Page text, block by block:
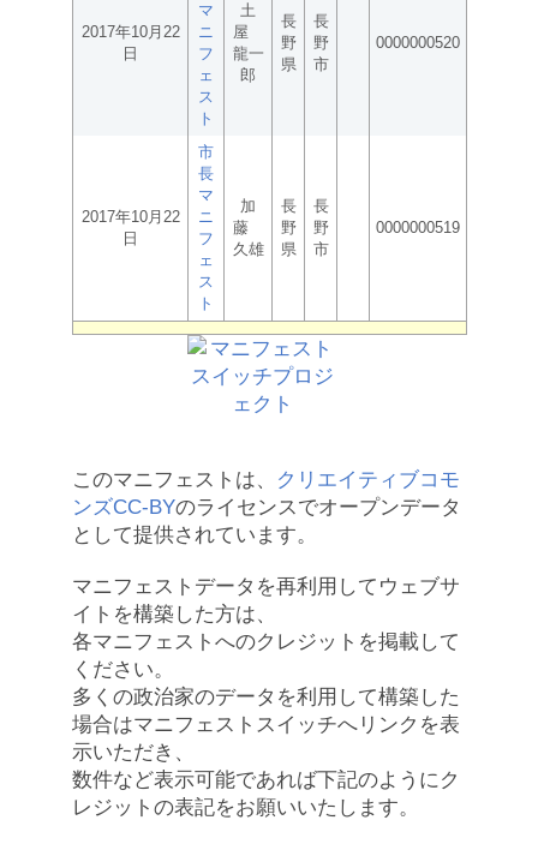
2017年10月22
日
マ
ニ
フ
ェ
ス
ト
土
屋
龍一
郎
長
野
県
長
野
市
0000000520
2017年10月22
日
市
長
マ
ニ
フ
ェ
ス
ト
加
藤
久雄
長
野
県
長
野
市
0000000519
このマニフェストは、
クリエイティブコモ
ンズCC-BYのライセンスでオープンデータ
として提供されています。
マニフェストデータを再利用してウェブサ
イトを構築した方は、
各マニフェストへのクレジットを掲載して
ください。
多くの政治家のデータを利用して構築した
場合はマニフェストスイッチへリンクを表
示いただき、
数件など表示可能であれば下記のようにク
レジットの表記をお願いいたします。